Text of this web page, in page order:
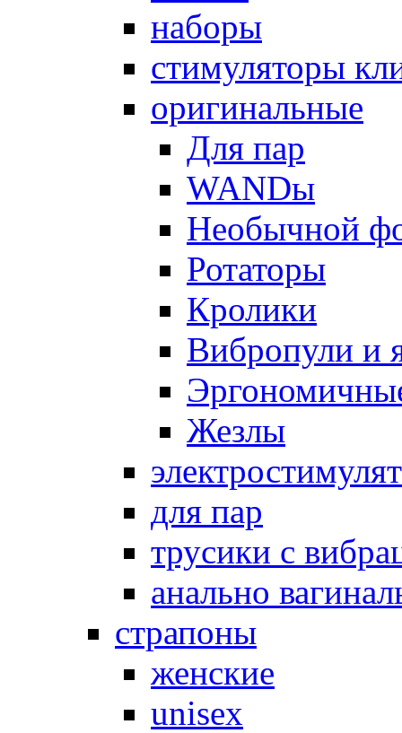
наборы
стимуляторы
оригинальные
Для пар
WANDы
Необычной
Ротаторы
Кролики
Вибропули и
Жезлы
для пар
трусики с
анально
страпоны
женские
unisex